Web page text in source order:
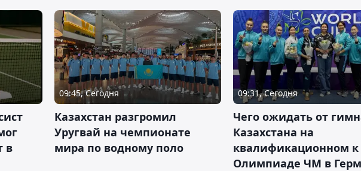
в
09:45, Сегодня
Казахстан разгромил
Уругвай на чемпионате
мира по водному поло
09:31, Сегодня
Чего ожидать от
Казахстана на
квалификационном к
Олимпиаде ЧМ в